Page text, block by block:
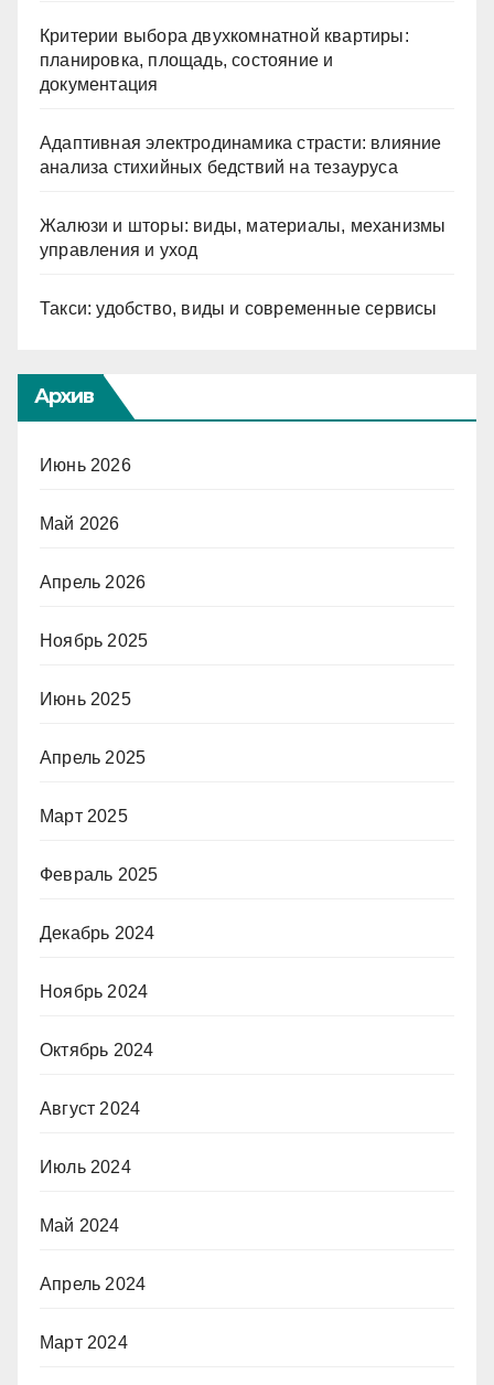
Критерии выбора двухкомнатной квартиры:
планировка, площадь, состояние и
документация
Адаптивная электродинамика страсти: влияние
анализа стихийных бедствий на тезауруса
Жалюзи и шторы: виды, материалы, механизмы
управления и уход
Такси: удобство, виды и современные сервисы
Архив
Июнь 2026
Май 2026
Апрель 2026
Ноябрь 2025
Июнь 2025
Апрель 2025
Март 2025
Февраль 2025
Декабрь 2024
Ноябрь 2024
Октябрь 2024
Август 2024
Июль 2024
Май 2024
Апрель 2024
Март 2024